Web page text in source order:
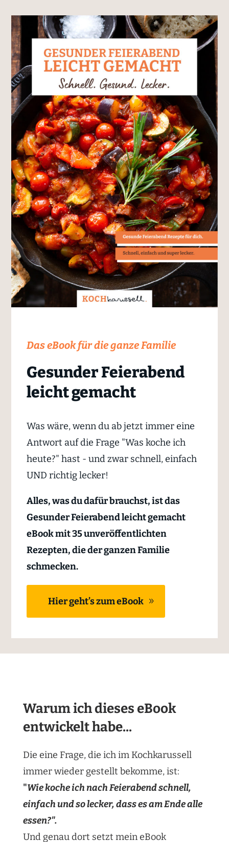
Das eBook für die ganze Familie
Gesunder Feierabend
leicht gemacht
Was wäre, wenn du ab jetzt immer eine
Antwort auf die Frage "Was koche ich
heute?" hast - und zwar schnell, einfach
UND richtig lecker!
Alles, was du dafür brauchst, ist das
Gesunder Feierabend leicht gemacht
eBook mit35 unveröffentlichten
Rezepten, die der ganzen Familie
schmecken.
Hier geht’s zum eBook
Warum ich dieses eBook
entwickelt habe...
Die eine Frage, die ich im Kochkarussell
immer wieder gestellt bekomme, ist:
"Wie koche ich nach Feierabend schnell,
einfach und so lecker, dass es am Ende alle
essen?".
Und genau dort setzt mein eBook